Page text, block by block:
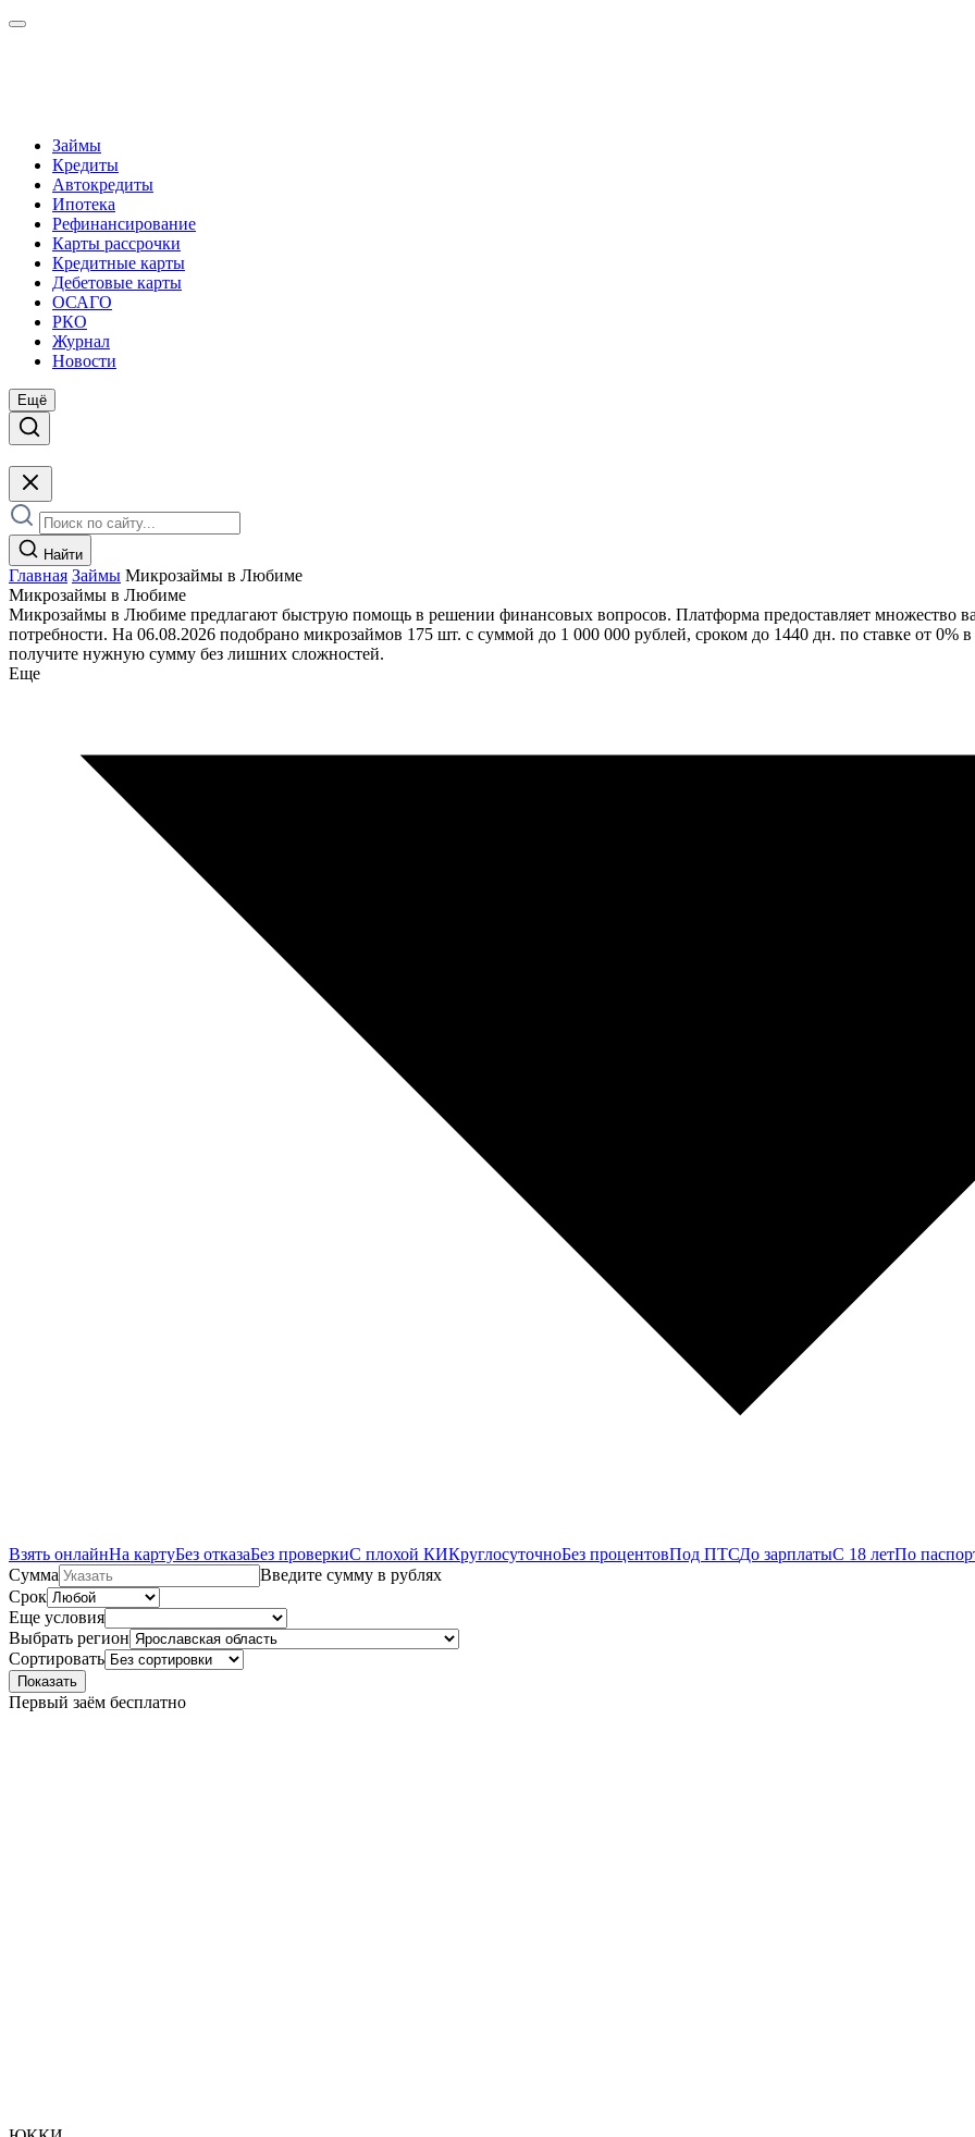
Займы
Кредиты
Автокредиты
Ипотека
Рефинансирование
Карты рассрочки
Кредитные карты
Дебетовые карты
ОСАГО
РКО
Журнал
Новости
Ещё
Найти
Главная Займы Микрозаймы в Любиме
Микрозаймы в Любиме
Микрозаймы в Любиме предлагают быструю помощь в решении финансовых вопросов. Платформа предоставляет множество
потребности. На 06.08.2026 подобрано микрозаймов 175 шт. с суммой до 1 000 000 рублей, сроком до 1440 дн. по ставке от
получите нужную сумму без лишних сложностей.
Еще
Взять онлайнНа картуБез отказаБез проверкиС плохой КИКруглосуточноБез процентовПод ПТСДо зарплатыС 18 летПо
Сумма
Введите сумму в рублях
Срок
Еще условия
Выбрать регион
Сортировать
Показать
Первый заём бесплатно